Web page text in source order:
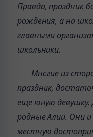
Правда, праздник
рождения, а на
главными
школьники.
Многие из
праздник,
еще юную девушку.
родные Алии. Они и
местную